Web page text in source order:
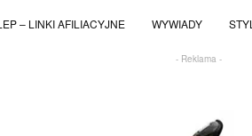
– LINKI AFILIACYJNE WYWIADY STYL
- Reklama -